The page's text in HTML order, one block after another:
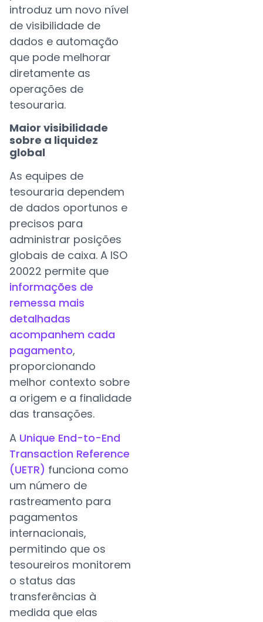
introduz um novo nível
de visibilidade de
dados e automação
que pode melhorar
diretamente as
operações de
tesouraria.
Maior visibilidade
sobre a liquidez
global
As equipes de
tesouraria dependem
de dados oportunos e
precisos para
administrar posições
globais de caixa. A ISO
20022 permite que
informações de
remessa mais
detalhadas
acompanhem cada
pagamento,
proporcionando
melhor contexto sobre
a origem e a finalidade
das transações.
A Unique End-to-End
Transaction Reference
(UETR) funciona como
um número de
rastreamento para
pagamentos
internacionais,
permitindo que os
tesoureiros monitorem
o status das
transferências à
medida que elas